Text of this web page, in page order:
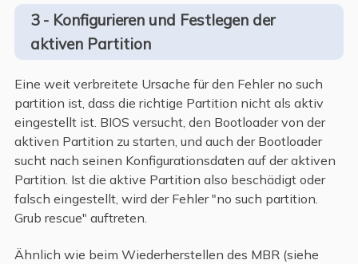
3 - Konfigurieren und Festlegen der
aktiven Partition
Eine weit verbreitete Ursache für den Fehler no such
partition ist, dass die richtige Partition nicht als aktiv
eingestellt ist. BIOS versucht, den Bootloader von der
aktiven Partition zu starten, und auch der Bootloader
sucht nach seinen Konfigurationsdaten auf der aktiven
Partition. Ist die aktive Partition also beschädigt oder
falsch eingestellt, wird der Fehler "no such partition.
Grub rescue" auftreten.
Ähnlich wie beim Wiederherstellen des MBR (siehe